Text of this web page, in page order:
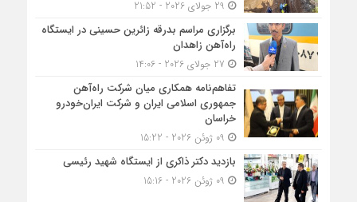
برگزاری مراسم بدرقه زائرین حسینی در ایستگاه
راه‌آهن زاهدان
تفاهم‌نامه همکاری میان شرکت راه‌آهن
جمهوری اسلامی ایران و شرکت ایران‌خودرو
خراسان
بازدید دکتر ذاکری از ایستگاه شهید رئیسی